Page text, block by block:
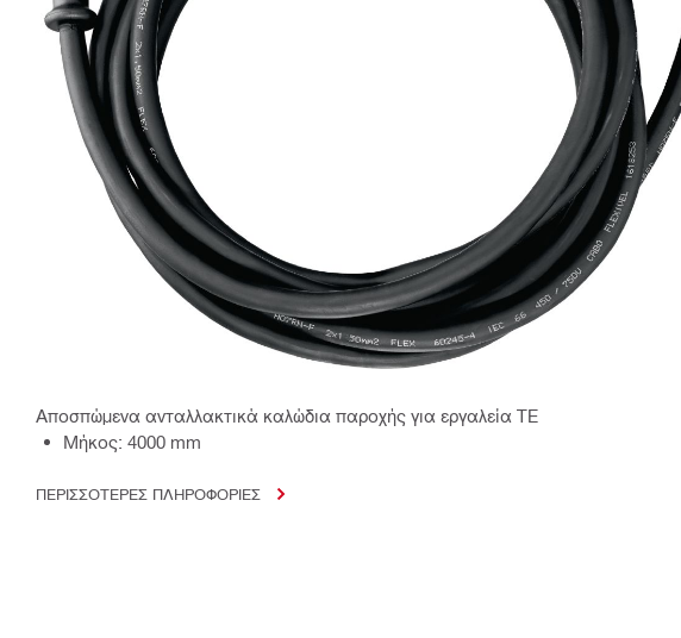
Αποσπώμενα ανταλλακτικά καλώδια παροχής για εργαλεία TE
Μήκος: 4000 mm
ΠΕΡΙΣΣΟΤΕΡΕΣ ΠΛΗΡΟΦΟΡΙΕΣ